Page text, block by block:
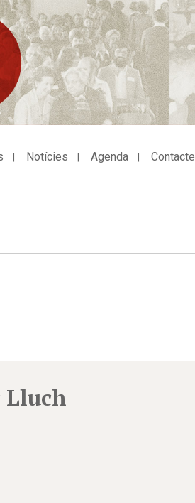
Notícies Agenda Contacte
Lluch